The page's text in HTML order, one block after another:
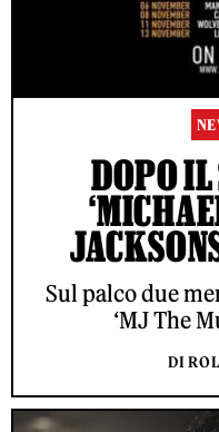
DOPO IL
Sul palco due
‘MJ The
DI